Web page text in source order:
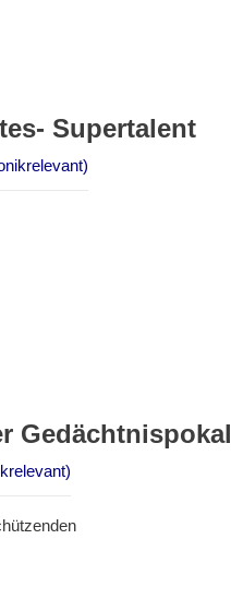
Supertalent
Gedächtnispokal